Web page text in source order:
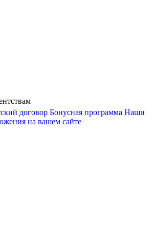
договор Бонусная программа Наши
на вашем сайте